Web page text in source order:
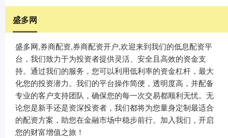
盛多网
盛多网,券商配资,券商配资开户,欢迎来到我们的低息配资平
台，我们致力于为投资者提供灵活、安全且高效的资金支
持。通过我们的服务，您可以利用低利率的资金杠杆，最大
化您的投资潜力。我们的平台操作简便，透明度高，并配备
专业的客户支持团队，确保您的每一次交易都顺利无忧。无
论您是新手还是资深投资者，我们都将为您量身定制最适合
的配资方案，助您在金融市场中稳步前行。加入我们，开启
您的财富增值之旅！